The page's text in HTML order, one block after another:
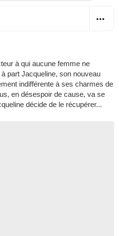
à qui aucune femme ne
part Jacqueline, son nouveau
indifférente à ses charmes de
en désespoir de cause, va se
décide de le récupérer...